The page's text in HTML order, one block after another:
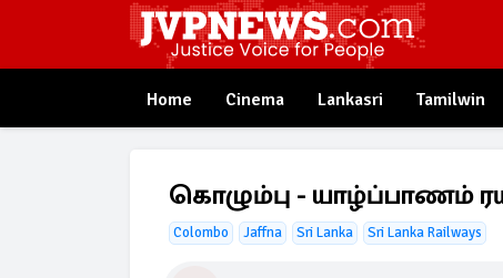
Home Cinema Lankasri Tamilwin
கொழும்பு - யாழ்ப்பாணம்
Colombo Jaffna Sri Lanka Sri Lanka Railways